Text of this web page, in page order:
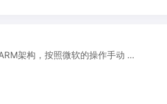
架构，按照微软的操作手动 ...